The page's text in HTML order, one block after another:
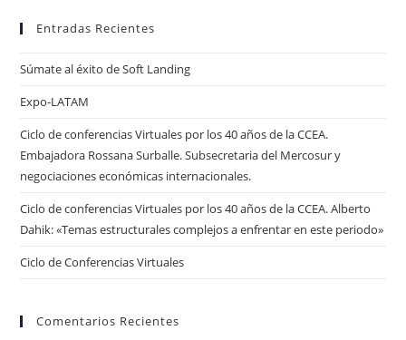
Entradas Recientes
Súmate al éxito de Soft Landing
Expo-LATAM
Ciclo de conferencias Virtuales por los 40 años de la CCEA.
Embajadora Rossana Surballe. Subsecretaria del Mercosur y
negociaciones económicas internacionales.
Ciclo de conferencias Virtuales por los 40 años de la CCEA. Alberto
Dahik: «Temas estructurales complejos a enfrentar en este periodo»
Ciclo de Conferencias Virtuales
Comentarios Recientes